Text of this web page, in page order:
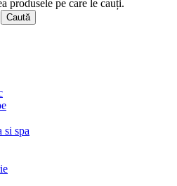
produsele pe care le cauți.
Caută
si spa